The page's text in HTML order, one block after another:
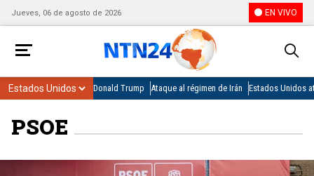
Jueves, 06 de agosto de 2026 EN VIVO
Donald Trump Ataque al régimen de Irán Estados Unidos
PSOE